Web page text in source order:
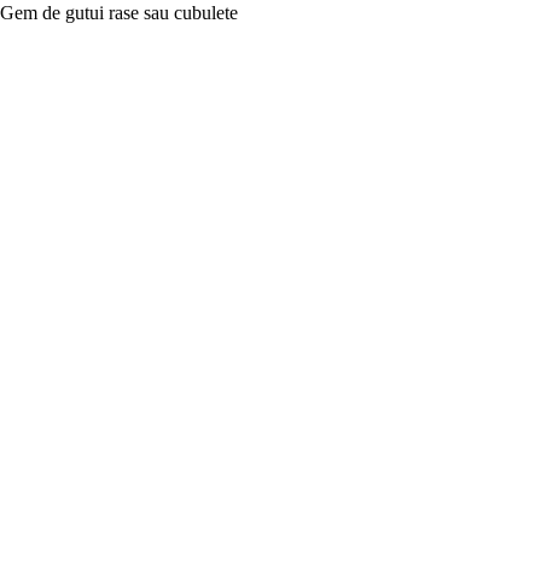
Gem de gutui rase sau cubulete